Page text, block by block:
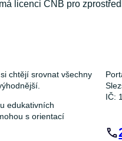
licenci ČNB pro
chtějí srovnat všechny
edukativních
s orientací
IČ: